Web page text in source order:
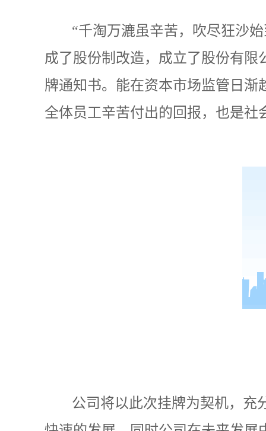
“千淘万漉虽辛苦，吹尽狂沙
成了股份制改造，成立了股份有限
牌通知书。能在资本市场监管日渐
全体员工辛苦付出的回报，也是
公司将以此次挂牌为契机，充